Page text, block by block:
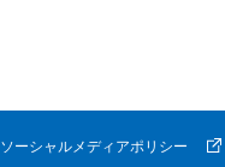
ソーシャルメディアポリシー